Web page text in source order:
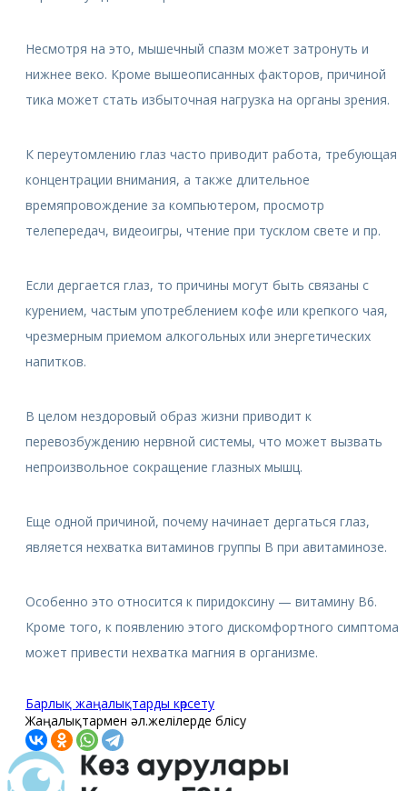
Несмотря на это, мышечный спазм может затронуть и
нижнее веко. Кроме вышеописанных факторов, причиной
тика может стать избыточная нагрузка на органы зрения.
К переутомлению глаз часто приводит работа, требующая
концентрации внимания, а также длительное
времяпровождение за компьютером, просмотр
телепередач, видеоигры, чтение при тусклом свете и пр.
Если дергается глаз, то причины могут быть связаны с
курением, частым употреблением кофе или крепкого чая,
чрезмерным приемом алкогольных или энергетических
напитков.
В целом нездоровый образ жизни приводит к
перевозбуждению нервной системы, что может вызвать
непроизвольное сокращение глазных мышц.
Еще одной причиной, почему начинает дергаться глаз,
является нехватка витаминов группы B при авитаминозе.
Особенно это относится к пиридоксину — витамину В6.
Кроме того, к появлению этого дискомфортного симптома
может привести нехватка магния в организме.
Барлық жаңалықтарды көрсету
Жаңалықтармен әл.желілерде бөлісу